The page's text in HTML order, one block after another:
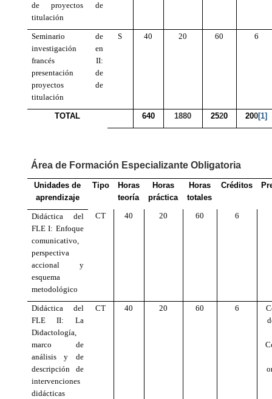
de proyectos de
titulación
Seminario de
investigación en
francés II:
presentación de
proyectos de
titulación
S 40 20 60 6
TOTAL 640 1880 2520 200[1]
Área de Formación Especializante Obligatoria
Unidades de
aprendizaje
Tipo
Horas
teoría
Horas
práctica
Horas
totales
Créditos
Didáctica del
FLE I: Enfoque
comunicativo,
perspectiva
accional y
esquema
metodológico
CT 40 20 60 6
Didáctica del
FLE II: La
Didactología,
marco de
análisis y de
descripción de
intervenciones
didácticas
CT 40 20 60 6